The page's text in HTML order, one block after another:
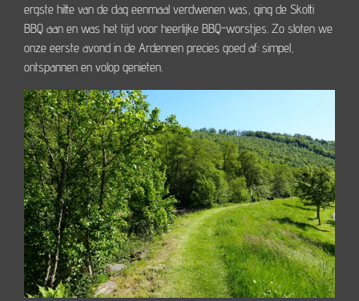
ergste hitte van de dag eenmaal verdwenen was, ging de Skotti
BBQ aan en was het tijd voor heerlijke BBQ-worstjes. Zo sloten we
onze eerste avond in de Ardennen precies goed af: simpel,
ontspannen en volop genieten.